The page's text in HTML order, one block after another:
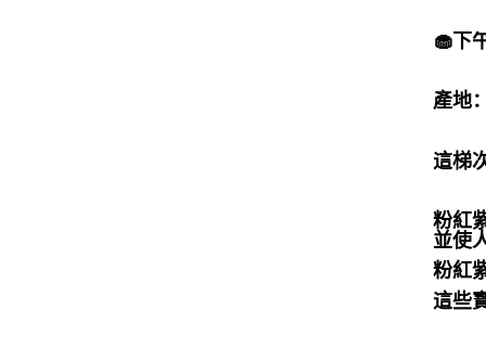
🧁下
產地
這梯
粉紅
並使
粉紅
這些